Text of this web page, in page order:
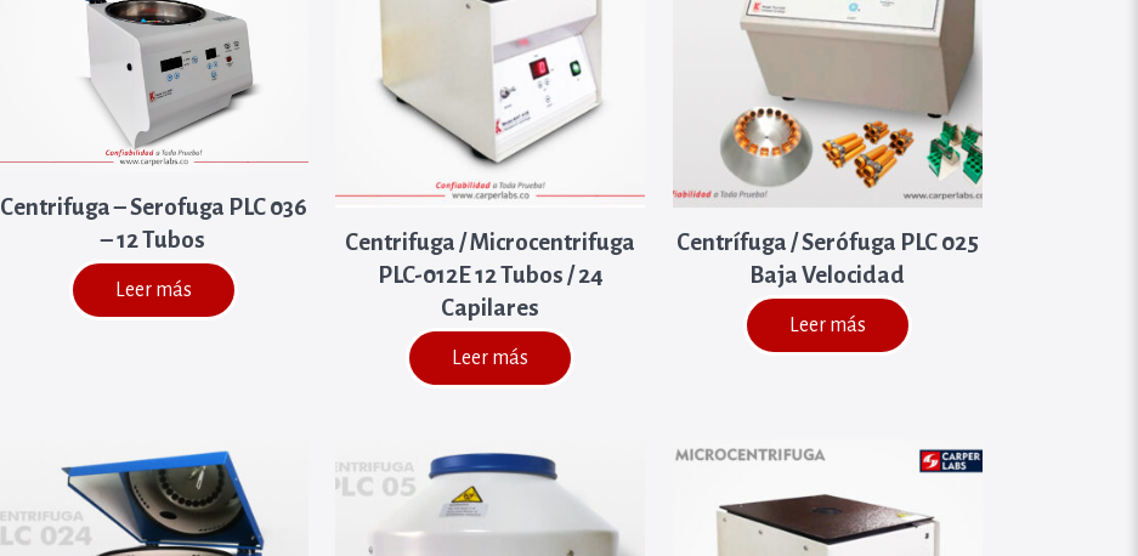
Centrifuga – Serofuga PLC 036
– 12 Tubos
Leer más
Centrifuga / Microcentrifuga
PLC-012E 12 Tubos / 24
Capilares
Leer más
Centrífuga / Serófuga PLC 025
Baja Velocidad
Leer más